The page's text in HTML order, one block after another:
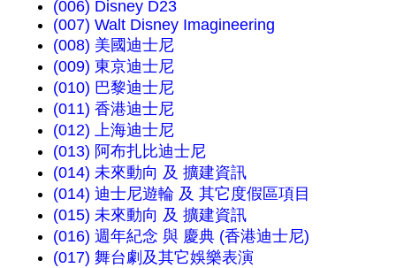
(006) Disney D23
(007) Walt Disney Imagineering
(008) 美國迪士尼
(009) 東京迪士尼
(010) 巴黎迪士尼
(011) 香港迪士尼
(012) 上海迪士尼
(013) 阿布扎比迪士尼
(014) 未來動向 及 擴建資訊
(014) 迪士尼遊輪 及 其它度假區項目
(015) 未來動向 及 擴建資訊
(016) 週年紀念 與 慶典 (香港迪士尼)
(017) 舞台劇及其它娛樂表演